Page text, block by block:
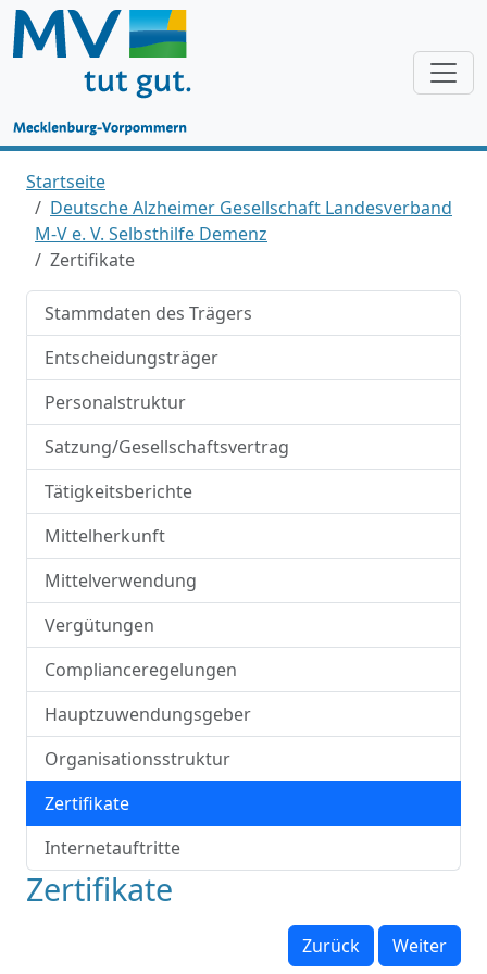
Startseite
Deutsche Alzheimer Gesellschaft Landesverband
M-V e. V. Selbsthilfe Demenz
Zertifikate
Stammdaten des Trägers
Entscheidungsträger
Personalstruktur
Satzung/Gesellschaftsvertrag
Tätigkeitsberichte
Mittelherkunft
Mittelverwendung
Vergütungen
Complianceregelungen
Hauptzuwendungsgeber
Organisationsstruktur
Zertifikate
Internetauftritte
Zertifikate
Zurück Weiter